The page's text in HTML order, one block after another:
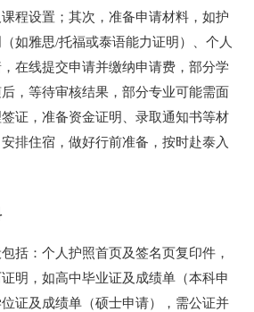
程设置；其次，准备申请材料，如护
如雅思/托福或泰语能力证明）、个人
在线提交申请并缴纳申请费，部分学
，等待审核结果，部分专业可能需面
证，准备资金证明、录取通知书等材
排住宿，做好行前准备，按时赴泰入
括：个人护照首页及签名页复印件，
明，如高中毕业证及成绩单（本科申
证及成绩单（硕士申请），需公证并